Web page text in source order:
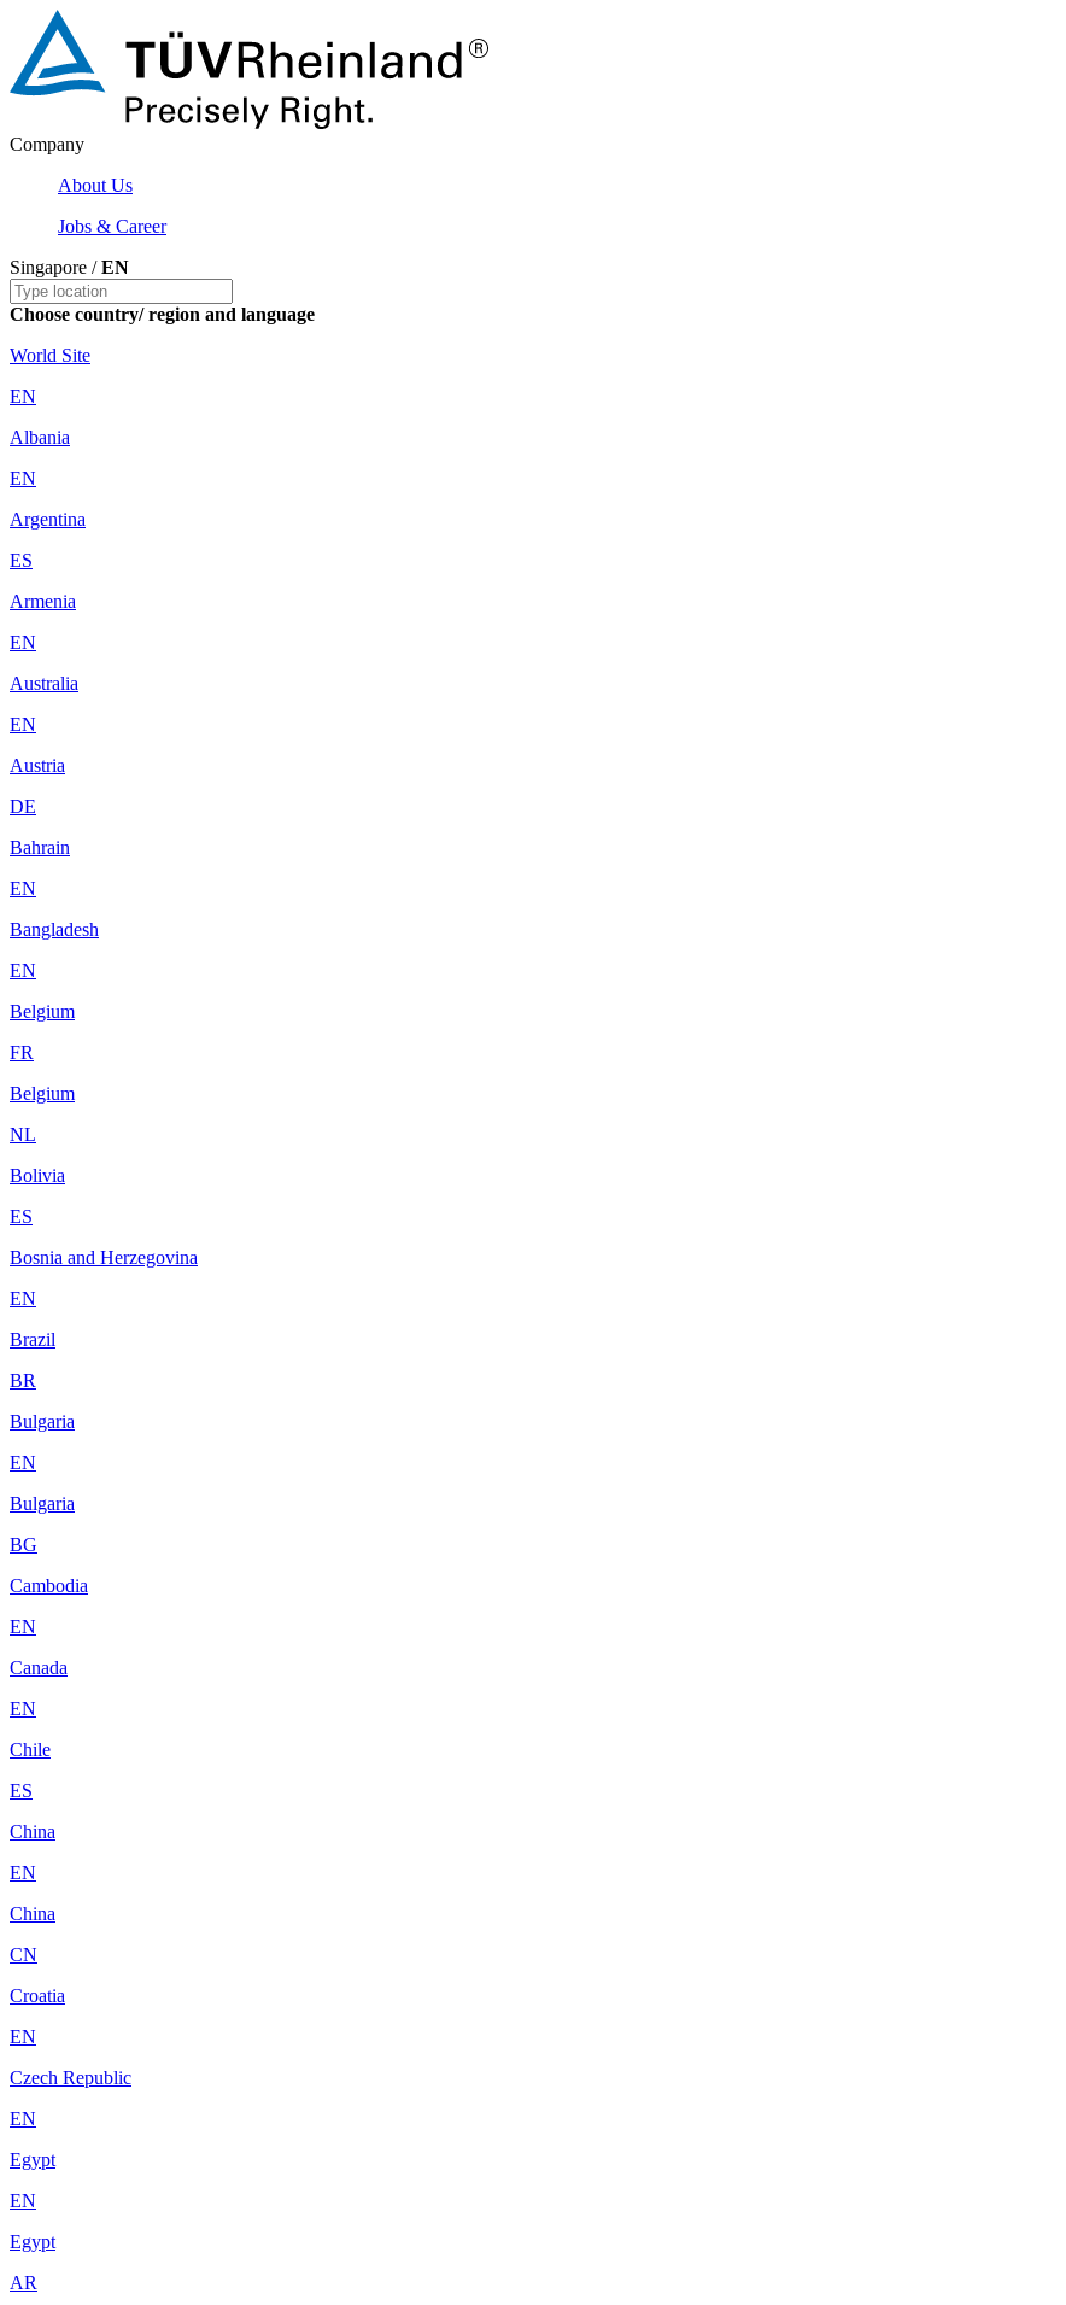
Company
About Us
Jobs & Career
Singapore /EN
Choose country/ region and language
World Site
EN
Albania
EN
Argentina
ES
Armenia
EN
Australia
EN
Austria
DE
Bahrain
EN
Bangladesh
EN
Belgium
FR
Belgium
NL
Bolivia
ES
Bosnia and Herzegovina
EN
Brazil
BR
Bulgaria
EN
Bulgaria
BG
Cambodia
EN
Canada
EN
Chile
ES
China
EN
China
CN
Croatia
EN
Czech Republic
EN
Egypt
EN
Egypt
AR